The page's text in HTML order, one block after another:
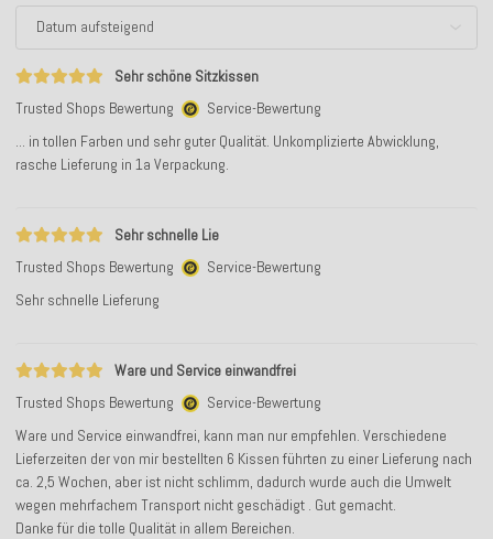
Sehr schöne Sitzkissen
Trusted Shops Bewertung
Service-Bewertung
... in tollen Farben und sehr guter Qualität. Unkomplizierte Abwicklung,
rasche Lieferung in 1a Verpackung.
Sehr schnelle Lie
Trusted Shops Bewertung
Service-Bewertung
Sehr schnelle Lieferung
Ware und Service einwandfrei
Trusted Shops Bewertung
Service-Bewertung
Ware und Service einwandfrei, kann man nur empfehlen. Verschiedene
Lieferzeiten der von mir bestellten 6 Kissen führten zu einer Lieferung nach
ca. 2,5 Wochen, aber ist nicht schlimm, dadurch wurde auch die Umwelt
wegen mehrfachem Transport nicht geschädigt . Gut gemacht.
Danke für die tolle Qualität in allem Bereichen.